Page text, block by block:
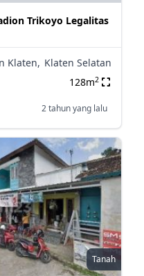
Trikoyo Legalitas
Klaten, Klaten Selatan
128m2
2 tahun yang lalu
Tanah